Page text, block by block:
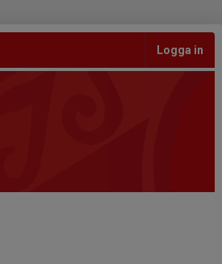
Logga in